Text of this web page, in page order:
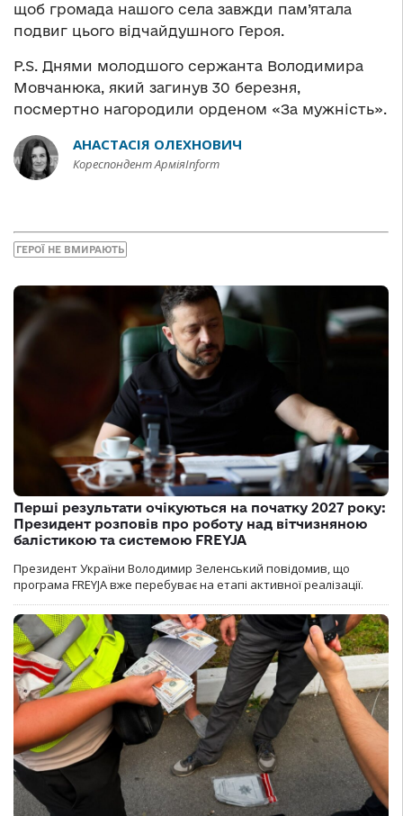
щоб громада нашого села завжди пам’ятала
подвиг цього відчайдушного Героя.
P.S. Днями молодшого сержанта Володимира
Мовчанюка, який загинув 30 березня,
посмертно нагородили орденом «За мужність».
АНАСТАСІЯ ОЛЕХНОВИЧ
Кореспондент АрміяInform
ГЕРОЇ НЕ ВМИРАЮТЬ
Перші результати очікуються на початку 2027 року:
Президент розповів про роботу над вітчизняною
балістикою та системою FREYJA
Президент України Володимир Зеленський повідомив, що
програма FREYJA вже перебуває на етапі активної реалізації.